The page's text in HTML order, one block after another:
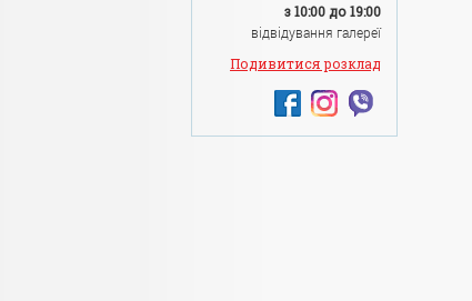
з 10:00 до 19:00
відвідування галереї
Подивитися розклад